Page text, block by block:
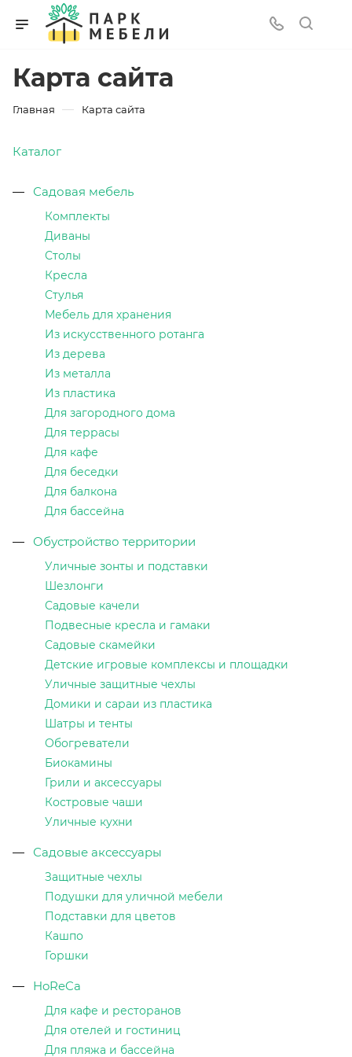
Карта сайта
Главная — Карта сайта
Каталог
Садовая мебель
Комплекты
Диваны
Столы
Кресла
Стулья
Мебель для хранения
Из искусственного ротанга
Из дерева
Из металла
Из пластика
Для загородного дома
Для террасы
Для кафе
Для беседки
Для балкона
Для бассейна
Обустройство территории
Уличные зонты и подставки
Шезлонги
Садовые качели
Подвесные кресла и гамаки
Садовые скамейки
Детские игровые комплексы и площадки
Уличные защитные чехлы
Домики и сараи из пластика
Шатры и тенты
Обогреватели
Биокамины
Грили и аксессуары
Костровые чаши
Уличные кухни
Садовые аксессуары
Защитные чехлы
Подушки для уличной мебели
Подставки для цветов
Кашпо
Горшки
HoReCa
Для кафе и ресторанов
Для отелей и гостиниц
Для пляжа и бассейна